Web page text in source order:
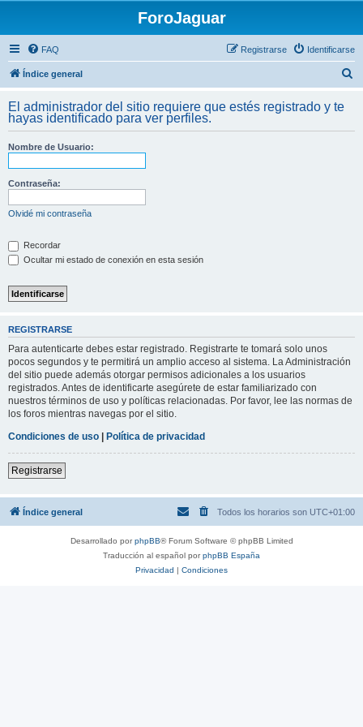
ForoJaguar
FAQ Identificarse
Registrarse
Índice general
c
El administrador del sitio requiere que estés registrado y te
hayas identificado para ver perfiles.
Nombre de Usuario:
Contraseña:
Olvidé mi contraseña
Recordar
Ocultar mi estado de conexión en esta sesión
REGISTRARSE
Para autenticarte debes estar registrado. Registrarte te tomará solo unos
pocos segundos y te permitirá un amplio acceso al sistema. La Administración
del sitio puede además otorgar permisos adicionales a los usuarios
registrados. Antes de identificarte asegúrete de estar familiarizado con
nuestros términos de uso y políticas relacionadas. Por favor, lee las normas de
los foros mientras navegas por el sitio.
Condiciones de uso | Política de privacidad
Registrarse
Índice general Todos los horarios son UTC+01:00
Desarrollado porphpBB® Forum Software © phpBB Limited
Traducción al español porphpBB España
Privacidad | Condiciones